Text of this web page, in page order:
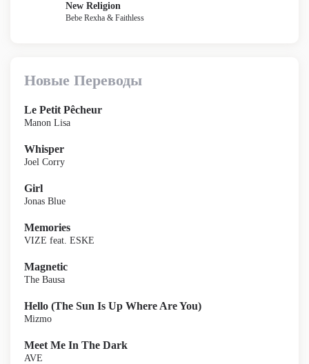
New Religion
Bebe Rexha & Faithless
Новые Переводы
Le Petit Pêcheur
Manon Lisa
Whisper
Joel Corry
Girl
Jonas Blue
Memories
VIZE feat. ESKE
Magnetic
The Bausa
Hello (The Sun Is Up Where Are You)
Mizmo
Meet Me In The Dark
AVE